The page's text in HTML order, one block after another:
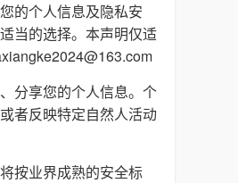
的个人信息及隐私安
当的选择。本声明仅适
分享您的个人信息。个
者反映特定自然人活动
按业界成熟的安全标